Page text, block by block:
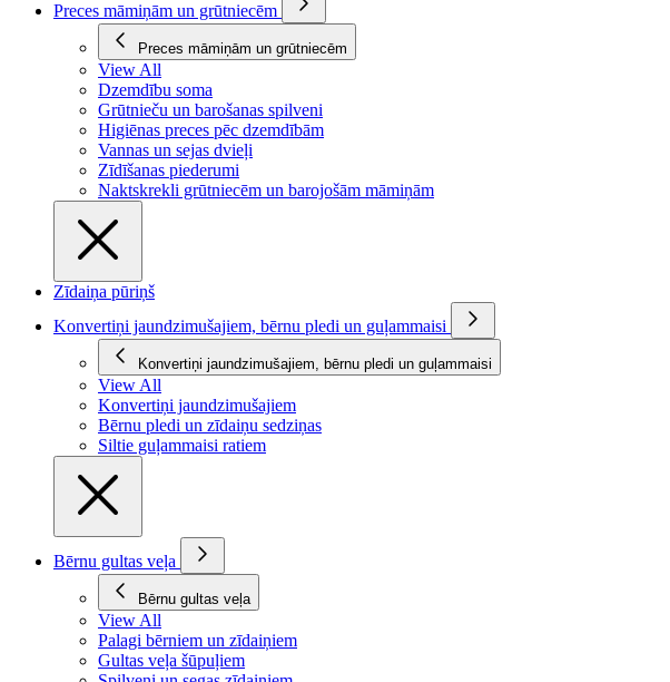
Preces māmiņām un grūtniecēm
Preces māmiņām un grūtniecēm
View All
Dzemdību soma
Grūtnieču un barošanas spilveni
Higiēnas preces pēc dzemdībām
Vannas un sejas dvieļi
Zīdīšanas piederumi
Naktskrekli grūtniecēm un barojošām māmiņām
Zīdaiņa pūriņš
Konvertiņi jaundzimušajiem, bērnu pledi un guļammaisi
Konvertiņi jaundzimušajiem, bērnu pledi un guļammaisi
View All
Konvertiņi jaundzimušajiem
Bērnu pledi un zīdaiņu sedziņas
Siltie guļammaisi ratiem
Bērnu gultas veļa
Bērnu gultas veļa
View All
Palagi bērniem un zīdaiņiem
Gultas veļa šūpuļiem